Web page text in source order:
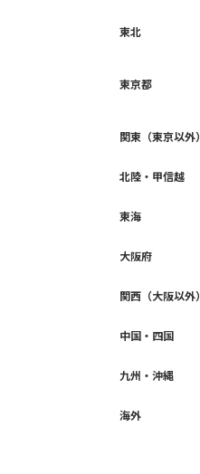
東北
東京都
関東（東京以外）
北陸・甲信越
東海
大阪府
関西（大阪以外）
中国・四国
九州・沖縄
海外